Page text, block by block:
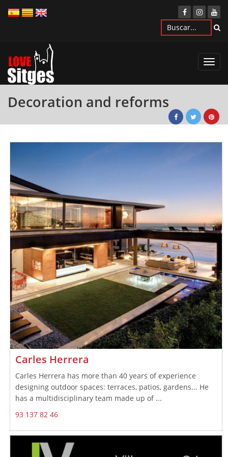
Decoration and reforms
Carles Herrera
Carles Herrera has more than 40 years of experience
designing outdoor spaces: terraces, patios, gardens... He
has a multidisciplinary team made up of ...
93 137 82 46